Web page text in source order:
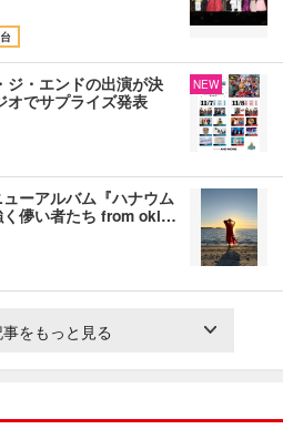
ジ・エンドの出演が決
でサプライズ発表
NEW
ーアルバム『ハナウム
儚い者たち from oki…
をもっと見る